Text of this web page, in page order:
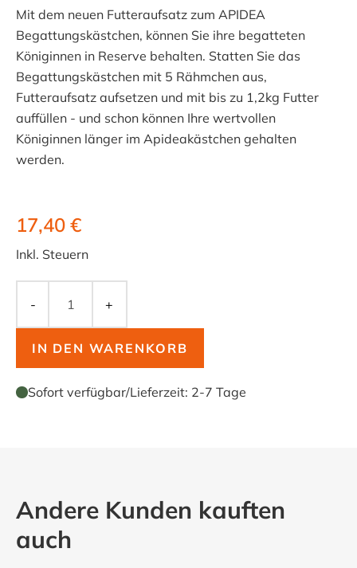
Mit dem neuen Futteraufsatz zum APIDEA
Begattungskästchen, können Sie ihre begatteten
Königinnen in Reserve behalten. Statten Sie das
Begattungskästchen mit 5 Rähmchen aus,
Futteraufsatz aufsetzen und mit bis zu 1,2kg Futter
auffüllen - und schon können Ihre wertvollen
Königinnen länger im Apideakästchen gehalten
werden.
17,40 €
Inkl. Steuern
- +
IN DEN WARENKORB
Sofort verfügbar/Lieferzeit: 2-7 Tage
Andere Kunden kauften
auch